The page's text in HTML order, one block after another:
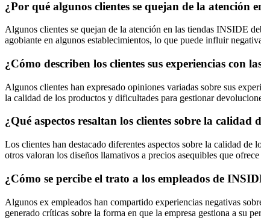
¿Por qué algunos clientes se quejan de la atención
Algunos clientes se quejan de la atención en las tiendas INSIDE
agobiante en algunos establecimientos, lo que puede influir
¿Cómo describen los clientes sus experiencias con
Algunos clientes han expresado opiniones variadas sobre sus
la calidad de los productos y dificultades para gestionar
¿Qué aspectos resaltan los clientes sobre la calidad
Los clientes han destacado diferentes aspectos sobre la calidad
otros valoran los diseños llamativos a precios asequibles que ofrece
¿Cómo se percibe el trato a los empleados de
Algunos ex empleados han compartido experiencias negativas
generado críticas sobre la forma en que la empresa gestiona a su